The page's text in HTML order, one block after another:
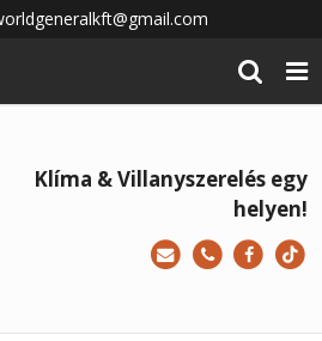
Klíma & Villanyszerelés egy
helyen!